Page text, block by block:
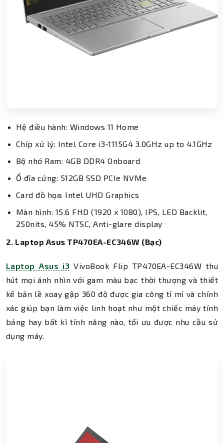
Hệ điều hành: Windows 11 Home
Chíp xử lý: Intel Core i3-1115G4 3.0GHz up to 4.1GHz
Bộ nhớ Ram: 4GB DDR4 Onboard
Ổ đĩa cứng: 512GB SSD PCIe NVMe
Card đồ họa: Intel UHD Graphics
Màn hình: 15.6 FHD (1920 x 1080), IPS, LED Backlit,
250nits, 45% NTSC, Anti-glare display
2. Laptop Asus TP470EA-EC346W (Bạc)
Laptop Asus i3 VivoBook Flip TP470EA-EC346W thu
hút mọi ánh nhìn với gam màu bạc thời thượng và thiết
kế bản lề xoay gập 360 độ được gia công tỉ mỉ và chính
xác giúp bạn làm việc linh hoạt như một chiếc máy tính
bảng hay bất kì tính năng nào, tối ưu được nhu cầu sử
dụng máy.